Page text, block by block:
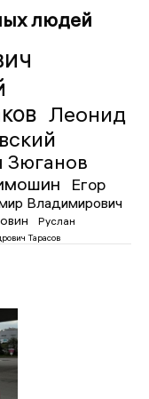
людей
Леонид
Зюганов
Егор
Владимирович
Руслан
Тарасов